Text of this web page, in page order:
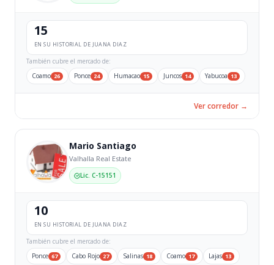
15
EN SU HISTORIAL DE JUANA DIAZ
También cubre el mercado de:
Coamo 26 Ponce 24 Humacao 15 Juncos 14 Yabucoa 13
Ver corredor →
Mario Santiago
Valhalla Real Estate
Lic. C-15151
10
EN SU HISTORIAL DE JUANA DIAZ
También cubre el mercado de:
Ponce 67 Cabo Rojo 27 Salinas 18 Coamo 17 Lajas 13